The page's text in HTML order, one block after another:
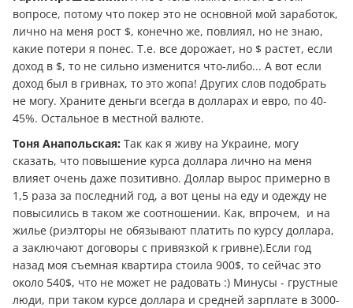
вопросе, потому что покер это не основной мой заработок,
лично на меня рост $, конечно же, повлиял, но не знаю,
какие потери я понес. Т.е. все дорожает, но $ растет, если
доход в $, то не сильно изменится что-либо... А вот если
доход был в гривнах, то это жопа! Других слов подобрать
не могу. Храните дeньги всегда в долларах и евро, по 40-
45%. Остальное в местной валюте.
Тоня Анапольская: Так как я живу на Украине, могу
сказать, что повышение курса доллара лично на меня
влияет очень даже позитивно. Доллар вырос примерно в
1,5 раза за последний год, а вот цены на еду и одежду не
повысились в таком же соотношении. Как, впрочем, и на
жилье (риэлторы не обязывают платить по курсу доллара,
а заключают договоры с привязкой к гривне).Если год
назад моя съемная квартира стоила 900$, то сейчас это
около 540$, что не может не радовать :) Минусы - грустные
люди, при таком курсе доллара и средней зарплате в 3000-